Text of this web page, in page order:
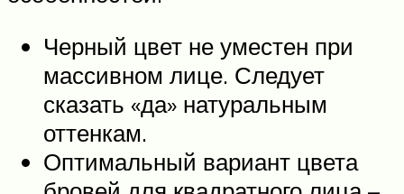
Черный цвет не уместен при
массивном лице. Следует
сказать «да» натуральным
оттенкам.
Оптимальный вариант цвета